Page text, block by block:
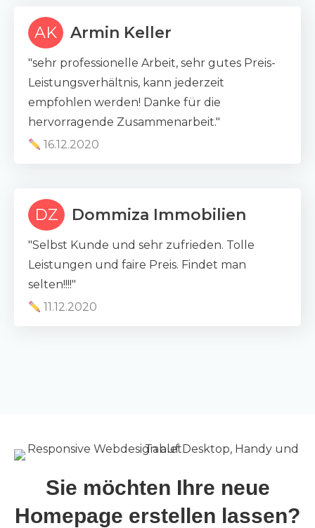
AK Armin Keller
"sehr professionelle Arbeit, sehr gutes Preis-
Leistungsverhältnis, kann jederzeit
empfohlen werden! Danke für die
hervorragende Zusammenarbeit."
16.12.2020
DZ Dommiza Immobilien
"Selbst Kunde und sehr zufrieden. Tolle
Leistungen und faire Preis. Findet man
selten!!!!"
11.12.2020
Sie möchten Ihre neue
Homepage erstellen lassen?